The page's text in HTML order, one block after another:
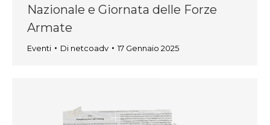
Nazionale e Giornata delle Forze
Armate
Eventi Di netcoadv 17 Gennaio 2025